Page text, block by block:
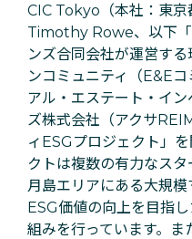
CIC Tokyo（本社：東京
Timothy Rowe、以下「
ンズ合同会社が運営す
ンコミュニティ（E&E
アル・エステート・イ
ズ株式会社（アクサ
ィESGプロジェクト」
クトは複数の有力なス
月島エリアにある大規
ESG価値の向上を目指
組みを行っています。ま